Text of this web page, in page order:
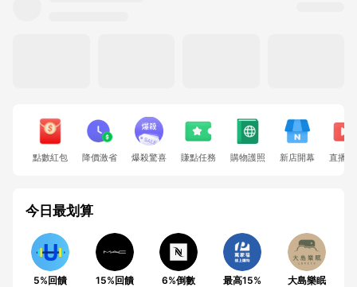
點數紅包 降價激省 爆殺驚喜 賺點任務 購物護照 新店開幕 直播
今日最划算
5%回饋 15%回饋 6%倒數 最高15% 大島樂眠